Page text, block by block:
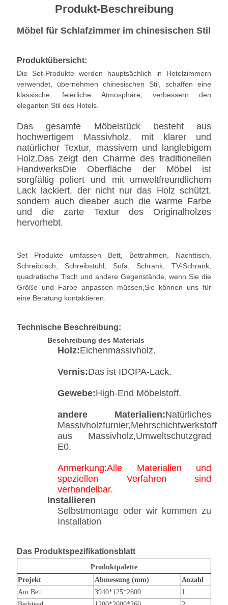
Produkt-Beschreibung
Möbel für Schlafzimmer im chinesischen Stil
Produktübersicht:
Die Set-Produkte werden hauptsächlich in Hotelzimmern
verwendet, übernehmen chinesischen Stil, schaffen eine
klassische, feierliche Atmosphäre, verbessern den
eleganten Stil des Hotels.
Das gesamte Möbelstück besteht aus
hochwertigem Massivholz, mit klarer und
natürlicher Textur, massivem und langlebigem
Holz.Das zeigt den Charme des traditionellen
HandwerksDie Oberfläche der Möbel ist
sorgfältig poliert und mit umweltfreundlichem
Lack lackiert, der nicht nur das Holz schützt,
sondern auch dieaber auch die warme Farbe
und die zarte Textur des Originalholzes
hervorhebt.
Set Produkte umfassen Bett, Bettrahmen, Nachttisch,
Schreibtisch, Schreibstuhl, Sofa, Schrank, TV-Schrank,
quadratische Tisch und andere Gegenstände, wenn Sie die
Größe und Farbe anpassen müssen,Sie können uns für
eine Beratung kontaktieren.
Technische Beschreibung:
Beschreibung des Materials
Holz:Eichenmassivholz.
Vernis:Das ist IDOPA-Lack.
Gewebe:High-End Möbelstoff.
andere Materialien:Natürliches
Massivholzfurnier,Mehrschichtwerkstoff
aus Massivholz,Umweltschutzgrad
E0.
Anmerkung:Alle Materialien und
speziellen Verfahren sind
verhandelbar.
Installieren
Selbstmontage oder wir kommen zu
Installation
Das Produktspezifikationsblatt
Produktpalette
Projekt
Abmessung (mm)
Anzahl
Am Bett
3940*125*2600
1